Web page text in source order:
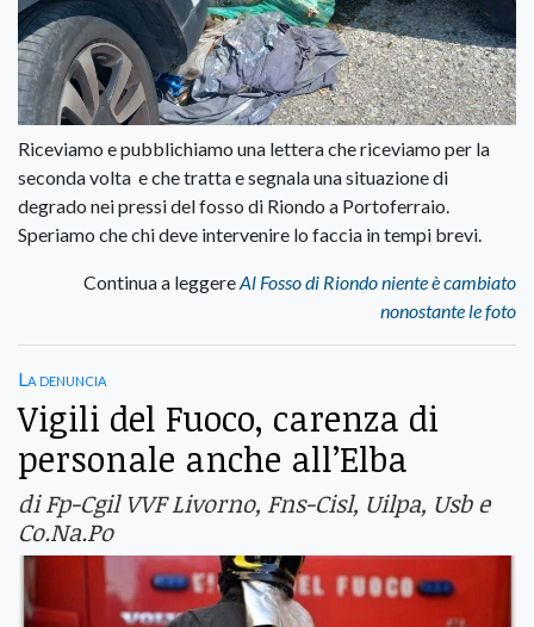
Riceviamo e pubblichiamo una lettera che riceviamo per la
seconda volta e che tratta e segnala una situazione di
degrado nei pressi del fosso di Riondo a Portoferraio.
Speriamo che chi deve intervenire lo faccia in tempi brevi.
Continua a leggereAl Fosso di Riondo niente è cambiato
nonostante le foto
La denuncia
Vigili del Fuoco, carenza di
personale anche all’Elba
di Fp-Cgil VVF Livorno, Fns-Cisl, Uilpa, Usb e
Co.Na.Po